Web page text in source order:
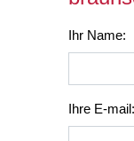
Ihr Name:
Ihre E-mail: